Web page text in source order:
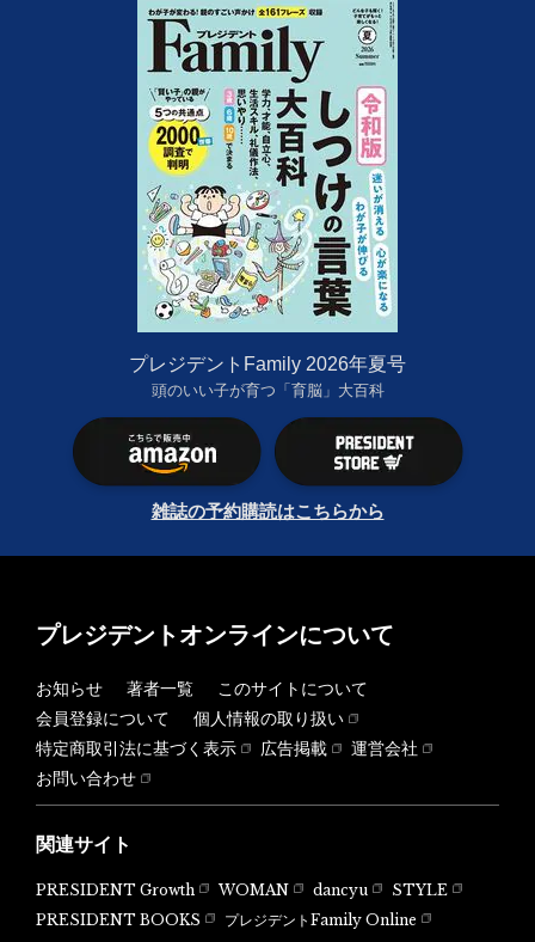
プレジデントFamily 2026年夏号
頭のいい子が育つ「育脳」大百科
雑誌の予約購読はこちらから
プレジデントオンラインについて
お知らせ 著者一覧
このサイトについて
会員登録について
個人情報の取り扱い
特定商取引法に基づく表示
広告掲載
運営会社
お問い合わせ
関連サイト
PRESIDENT Growth WOMAN dancyu
STYLE
PRESIDENT BOOKS
プレジデントFamily Online